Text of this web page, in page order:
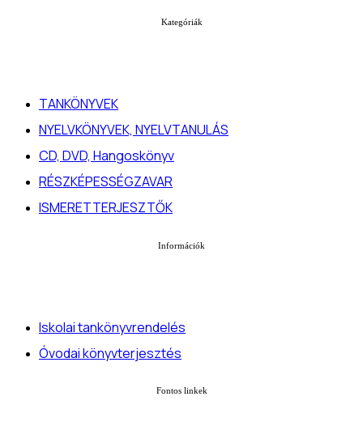
Kategóriák
TANKÖNYVEK
NYELVKÖNYVEK, NYELVTANULÁS
CD, DVD, Hangoskönyv
RÉSZKÉPESSÉGZAVAR
ISMERETTERJESZTŐK
Információk
Iskolai tankönyvrendelés
Óvodai könyvterjesztés
Fontos linkek